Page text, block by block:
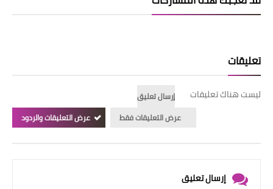
تعليقات
ليست هناك تعليقات
إرسال تعليق
عرض التعليقات فقط
عرض التعليقات والردود
إرسال تعليق